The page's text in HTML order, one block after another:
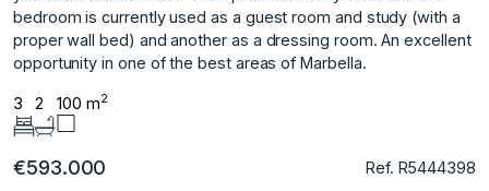
bedroom is currently ‌used ‌as ‌a ‌guest ‌room and study ‌(with ‌a
proper wall ‌bed) ‌and ‌another ‌as ‌a ‌dressing room. ‌An excellent
‌opportunity in one ‌of ‌the ‌best ‌areas ‌of ‌Marbella.
3 2 100 m2
€593.000 Ref. R5444398